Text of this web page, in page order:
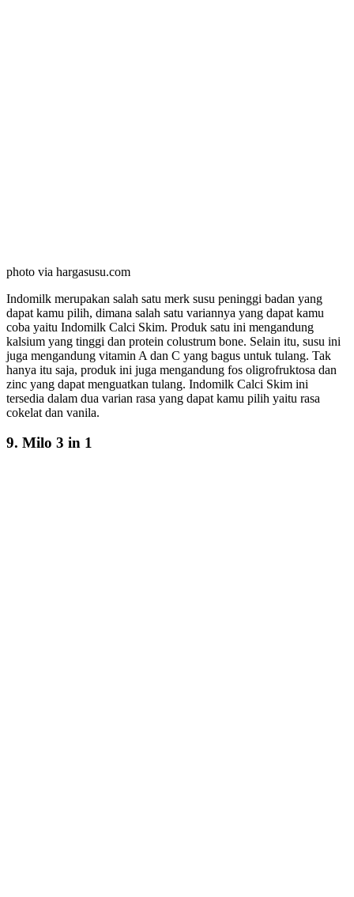
photo via hargasusu.com
Indomilk merupakan salah satu merk susu peninggi badan yang
dapat kamu pilih, dimana salah satu variannya yang dapat kamu
coba yaitu Indomilk Calci Skim. Produk satu ini mengandung
kalsium yang tinggi dan protein colustrum bone. Selain itu, susu ini
juga mengandung vitamin A dan C yang bagus untuk tulang. Tak
hanya itu saja, produk ini juga mengandung fos oligrofruktosa dan
zinc yang dapat menguatkan tulang. Indomilk Calci Skim ini
tersedia dalam dua varian rasa yang dapat kamu pilih yaitu rasa
cokelat dan vanila.
9. Milo 3 in 1